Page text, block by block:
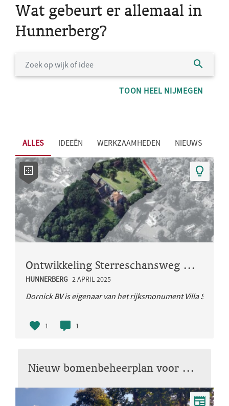
Wat gebeurt er allemaal in
Hunnerberg?
TOON HEEL NIJMEGEN
ALLES IDEEËN WERKZAAMHEDEN NIEUWS
Ontwikkeling Sterreschansweg 77 te Nijmegen
HUNNERBERG 2 APRIL 2025
Dornick BV is eigenaar van het rijksmonument Villa
1 1
Nieuw bomenbeheerplan voor Nijmegen